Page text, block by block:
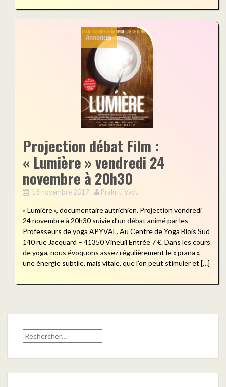
Annonces
Projection débat Film :
« Lumière » vendredi 24
novembre à 20h30
15 novembre 2017 Prakriti Vayu
« Lumière », documentaire autrichien. Projection vendredi
24 novembre à 20h30 suivie d’un débat animé par les
Professeurs de yoga APYVAL. Au Centre de Yoga Blois Sud
140 rue Jacquard – 41350 Vineuil Entrée 7 €. Dans les cours
de yoga, nous évoquons assez régulièrement le « prana »,
une énergie subtile, mais vitale, que l’on peut stimuler et […]
Rechercher :